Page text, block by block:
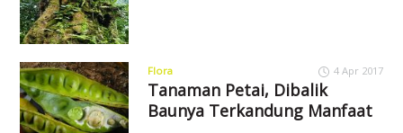
Flora 4 Apr 2017
Tanaman Petai, Dibalik
Baunya Terkandung Manfaat